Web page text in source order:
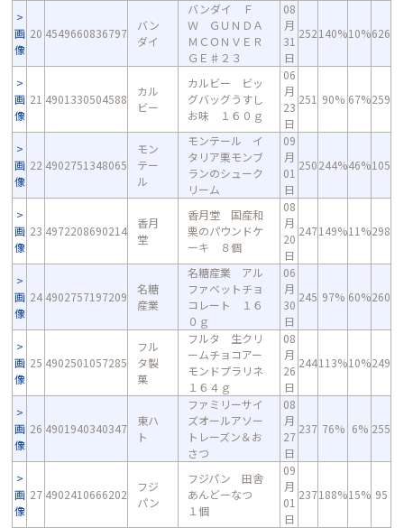
画
像
20 4549660836797
バン
ダイ
バンダイ Ｆ
Ｗ ＧＵＮＤＡ
ＭＣＯＮＶＥＲ
ＧＥ♯２３
08
月
31
日
252140%10%626
画
像
21 4901330504588
カル
ビー
カルビー ビッ
グバッグうすし
お味 １６０ｇ
06
月
23
日
251 90% 67%259
画
像
22 4902751348065
モン
テー
ル
モンテール イ
タリア栗モンブ
ランのシューク
リーム
09
月
01
日
250244%46%105
画
像
23 4972208690214
香月
堂
香月堂 国産和
栗のパウンドケ
ーキ ８個
08
月
20
日
247149%11%298
画
像
24 4902757197209
名糖
産業
名糖産業 アル
ファベットチョ
コレート １６
０ｇ
06
月
30
日
245 97% 60%260
画
像
25 4902501057285
フル
タ製
菓
フルタ 生クリ
ームチョコアー
モンドプラリネ
１６４ｇ
08
月
26
日
244113%10%249
画
像
26 4901940340347
東ハ
ト
ファミリーサイ
ズオールアソー
トレーズン＆お
さつ
08
月
27
日
237 76% 6% 255
画
像
27 4902410666202
フジ
パン
フジパン 田舎
あんどーなつ
１個
09
月
01
日
237188%15% 95